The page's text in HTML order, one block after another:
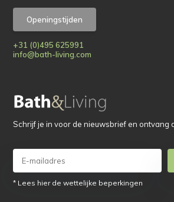
Openingstijden
+31 (0)495 625991
info@bath-living.com
Schrijf je in voor de nieuwsbrief en ontvang
* Lees hier de wettelijke beperkingen